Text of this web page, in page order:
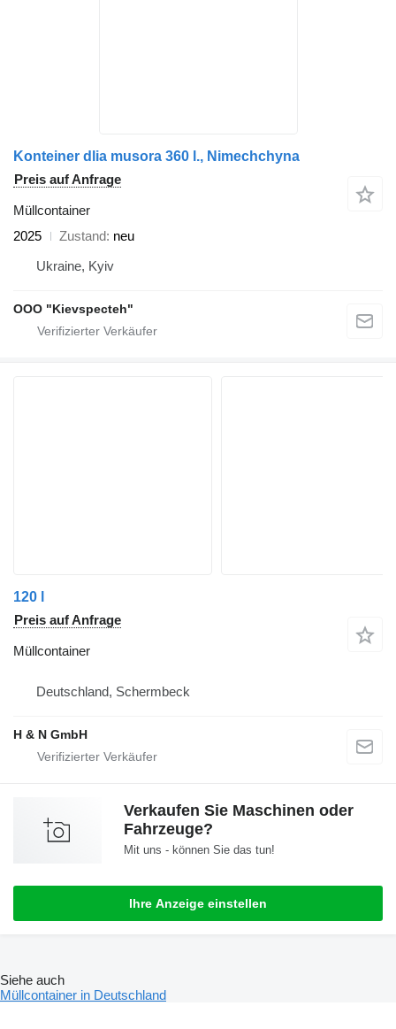
Konteiner dlia musora 360 l., Nimechchyna
Preis auf Anfrage
Müllcontainer
2025
Zustand neu
Ukraine, Kyiv
OOO "Kievspecteh"
120 l
Preis auf Anfrage
Müllcontainer
Deutschland, Schermbeck
H & N GmbH
Verkaufen Sie Maschinen oder
Fahrzeuge?
Mit uns - können Sie das tun!
Ihre Anzeige einstellen
Siehe auch
Müllcontainer in Deutschland